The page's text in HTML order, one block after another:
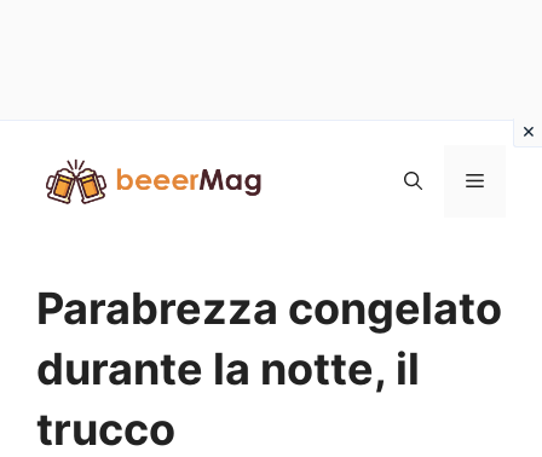
contenuto
Menu
Parabrezza congelato
durante la notte, il
trucco